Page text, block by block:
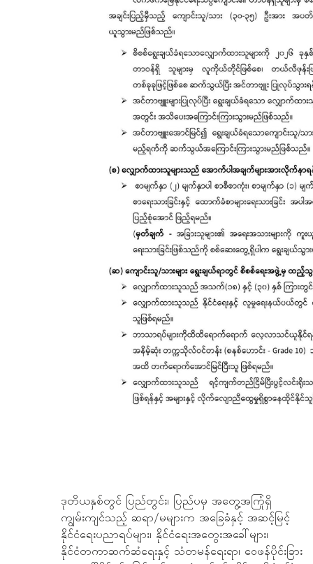
ဒုတိယနှစ်တွင် ပြည်တွင်း၊ ပြည်ပမှ အတွေ့အကြုံရှိ
ကျွမ်းကျင်သည့် ဆရာ/မများက အခြေခံနှင့် အဆင့်မြင့်
နိုင်ငံရေးပညာရပ်များ၊ နိုင်ငံရေးအတွေးအခေါ်များ၊
နိုင်ငံတကာဆက်ဆံရေးနှင့် သံတမန်ရေးရာ၊ ဝေဖန်ပိုင်းခြား